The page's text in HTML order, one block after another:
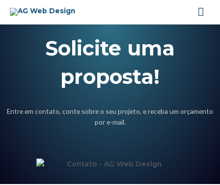
para
o
Solicite uma
proposta!
Entre em contato, conte sobre o seu projeto, e receba um orçamento
por e-mail.